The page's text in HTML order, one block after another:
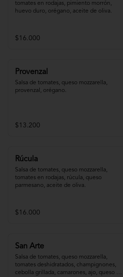
tomates en rodajas, pimiento morrón,
huevo duro, orégano, aceite de oliva.
$16.000
Provenzal
Salsa de tomates, queso mozzarella,
provenzal, orégano.
$13.200
Rúcula
Salsa de tomates, queso mozzarella,
tomates en rodajas, rúcula, queso
parmesano, aceite de oliva.
$16.000
San Arte
Salsa de tomates, queso mozzarella,
tomates deshidratados, champignones,
cebolla grillada, camarones, ajo, queso